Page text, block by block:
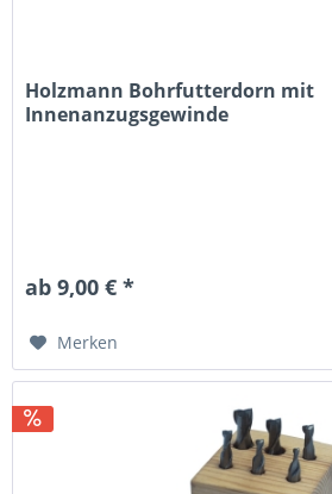
Holzmann Bohrfutterdorn mit
Innenanzugsgewinde
ab 9,00 € *
Merken